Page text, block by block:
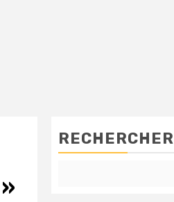
RECHERCHER